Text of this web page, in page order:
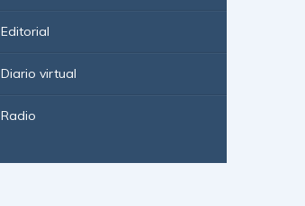
Editorial
Diario virtual
Radio